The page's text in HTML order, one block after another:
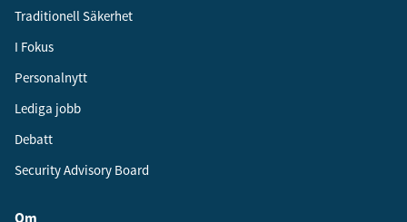
Traditionell Säkerhet
I Fokus
Personalnytt
Lediga jobb
Debatt
Security Advisory Board
Om